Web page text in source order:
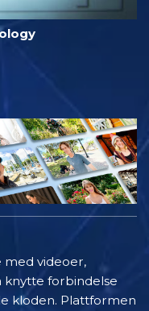
med videoer,
knytte forbindelse
kloden. Plattformen